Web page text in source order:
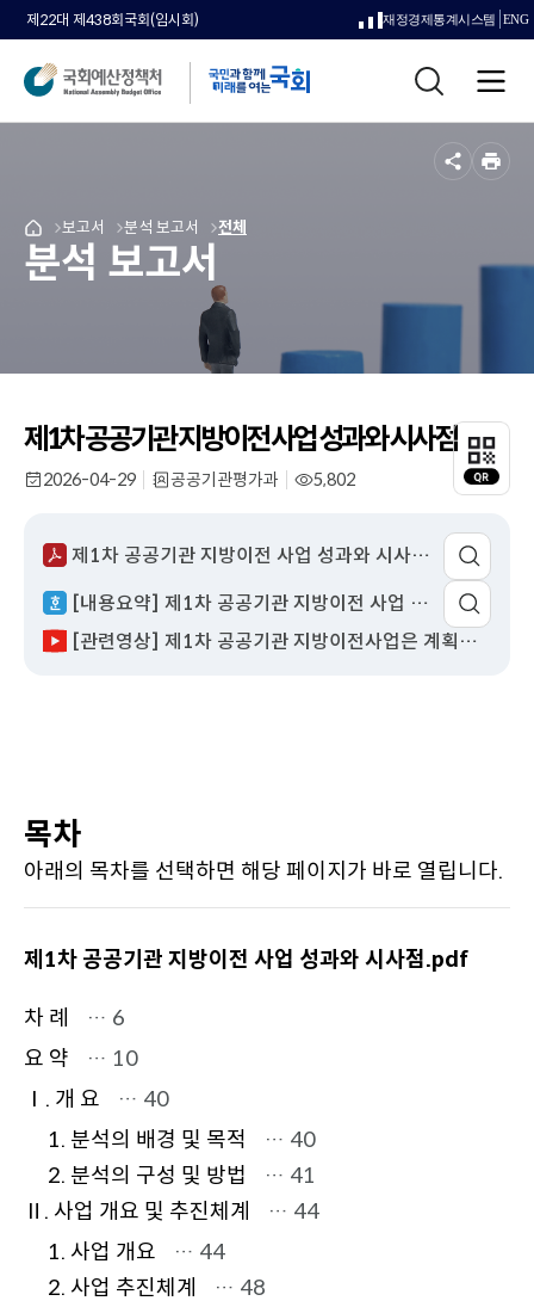
제22대 제438회국회(임시회)
새
으
재정경제통계시스템 ENG
검
전
체
뉴
국
회
예
처
인
페
이
메
뉴
보고서
메
뉴
로
분석 보고서
메
로
이
동
전체
분석 보고서
공
인
제1차 공공기관 지방이전 사업 성과와 시사점QR
코
드
이
어
팝
업
열
작
2026-04-29 부
공공기관평가과 조
5,802
제1차 공공기관 지방이전 사업 성과와 시사점.pdf
[내용요약] 제1차 공공기관 지방이전 사업 성과와 시사점.hwp
[관련영상] 제1차 공공기관 지방이전사업은 계획대로 추진되었을까?
목차
아래의 목차를 선택하면 해당 페이지가 바로 열립니다.
제1차 공공기관 지방이전 사업 성과와 시사점.pdf
차 례
… 6
요 약
… 10
Ⅰ. 개 요
… 40
1. 분석의 배경 및 목적
… 40
2. 분석의 구성 및 방법
… 41
Ⅱ. 사업 개요 및 추진체계
… 44
1. 사업 개요
… 44
2. 사업 추진체계
… 48